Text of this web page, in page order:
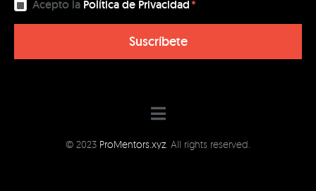
Acepto la Política de Privacidad
Suscríbete
© 2023 ProMentors.xyz. All rights reserved.